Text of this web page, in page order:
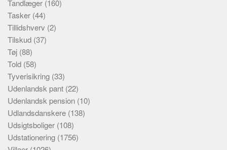
Tandlæger (160)
Tasker (44)
Tillidshverv (2)
Tilskud (37)
Tøj (88)
Told (58)
Tyverisikring (33)
Udenlandsk pant (22)
Udenlandsk pension (10)
Udlandsdanskere (138)
Udsigtsboliger (108)
Udstationering (1756)